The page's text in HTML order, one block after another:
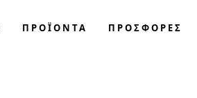
ΠΡΟΪΟΝΤΑ ΠΡΟΣΦΟΡΈΣ